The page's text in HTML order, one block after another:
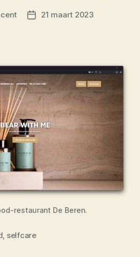
Berichtdatum
21 maart 2023
restaurant De Beren.
selfcare